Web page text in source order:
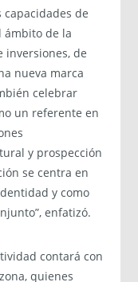
de
ámbito de la
inversiones, de
nueva marca
celebrar
un referente en
y prospección
se centra en
y como
enfatizó.
contará con
quienes